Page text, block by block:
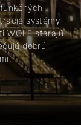
systémy
WOLF starajú
dobrú